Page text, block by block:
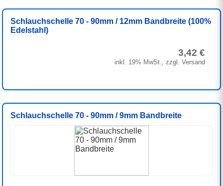
Schlauchschelle 70 - 90mm / 12mm Bandbreite (100%
Edelstahl)
3,42 €
inkl. 19% MwSt., zzgl. Versand
Schlauchschelle 70 - 90mm / 9mm Bandbreite